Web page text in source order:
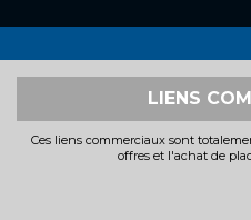
LIENS
Ces liens commerciaux sont
offres et l'achat de